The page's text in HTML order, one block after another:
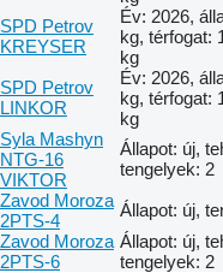
SPD Petrov
KREYSER
Év: 2026,
kg, térfogat:
kg
SPD Petrov
LINKOR
Év: 2026,
kg, térfogat:
kg
Syla Mashyn
NTG-16
VIKTOR
Állapot: új,
tengelyek: 2
Zavod Moroza
2PTS-4
Állapot: új,
Zavod Moroza
2PTS-6
Állapot: új,
tengelyek: 2